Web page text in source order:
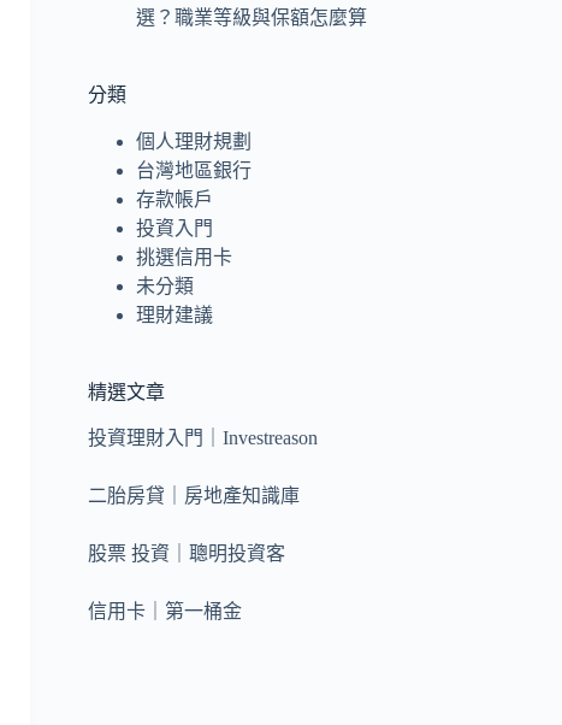
選？職業等級與保額怎麼算
分類
個人理財規劃
台灣地區銀行
存款帳戶
投資入門
挑選信用卡
未分類
理財建議
精選文章
投資理財入門｜Investreason
二胎房貸｜房地產知識庫
股票 投資｜聰明投資客
信用卡｜第一桶金